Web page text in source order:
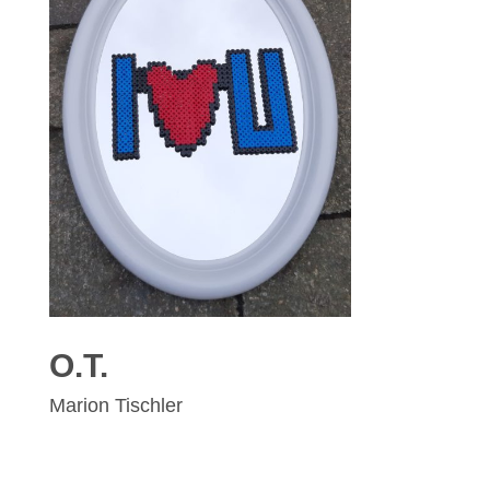
O.T.
Marion Tischler